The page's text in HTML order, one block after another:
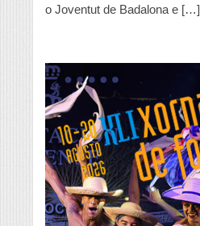
o Joventut de Badalona e […]